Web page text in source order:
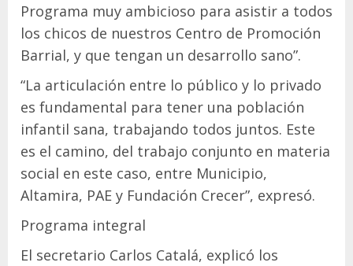
Programa muy ambicioso para asistir a todos
los chicos de nuestros Centro de Promoción
Barrial, y que tengan un desarrollo sano”.
“La articulación entre lo público y lo privado
es fundamental para tener una población
infantil sana, trabajando todos juntos. Este
es el camino, del trabajo conjunto en materia
social en este caso, entre Municipio,
Altamira, PAE y Fundación Crecer”, expresó.
Programa integral
El secretario Carlos Catalá, explicó los